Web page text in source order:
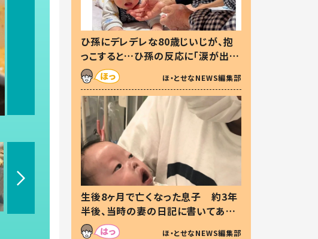
ひ孫にデレデレな80歳じいじが、抱
っこすると…ひ孫の反応に「涙が出ま
した」「可愛くて仕方ない」
ほ・とせなNEWS編集部
生後8ヶ月で亡くなった息子 約3年
半後、当時の妻の日記に書いてあっ
た本音とは
ほ・とせなNEWS編集部